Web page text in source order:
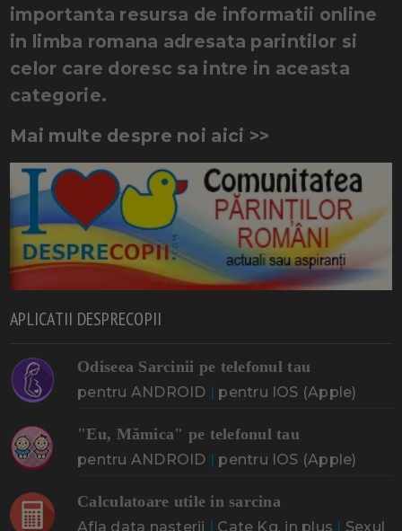
importanta resursa de informatii online
in limba romana adresata parintilor si
celor care doresc sa intre in aceasta
categorie.
Mai multe despre noi aici >>
APLICATII DESPRECOPII
Odiseea Sarcinii pe telefonul tau
pentru ANDROID | pentru IOS (Apple)
"Eu, Mămica" pe telefonul tau
pentru ANDROID | pentru IOS (Apple)
Calculatoare utile in sarcina
Afla data nasterii | Cate Kg. in plus | Sexul